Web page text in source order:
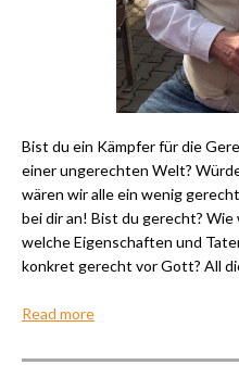
Bist du ein Kämpfer für die
einer ungerechten Welt?
wären wir alle ein wenig
bei dir an! Bist du gerecht?
welche Eigenschaften und
konkret gerecht vor Gott? All
Read more